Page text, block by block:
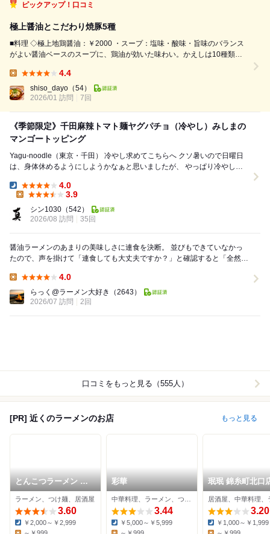
ピックアップ！口コミ
極上醤油とこだわり焼豚5種
■料理 ◇極上地鶏醤油：￥2000 ・スープ：塩味・酸味・旨味のバランス
がよい醤油ベースのスープに、鶏油が効いた味わい。かえしは10種類以
れに黒さつま鶏と水だけのシンプルなスープを組み合わせている。かえし
は醤油の香りもいいが、シン...
4.4
shiso_dayo （54）
2026/01 訪問
7回
《季節限定》千田麻辣トマト麺ヤグパチョ（冷やし）みしまの
マンゴートッピング
Yagu-noodle（東京・千田） 冷やし求めてこちらへ クソ暑いので日曜日
は、身体休めるようにしようかなぁと思いましたが、 やっぱり冷やし食
Dinner:
4.0
3.9
シン1030 （542）
2026/08 訪問
35回
醤油ラーメンのあまりの美味しさに連食を決断。 並びもできていなかっ
たので、声を掛けて「連食しても大丈夫ですか？」と確認すると「全然大
4.0
らっく@ラーメン大好き
（2643）
2026/07 訪問
2回
口コミをもっと見る（555人）
[PR] 近くのラーメンのお店 もっと見る
とんこつラーメン よ
かろうもん
ラーメン、つけ麺、居酒屋
3.60
Dinner:
￥2,000～￥2,999
彩華
3.44
Dinner:
￥5,000～￥5,999
珉珉 錦糸町北口
3.20
Dinner:
￥1,000～￥1,999